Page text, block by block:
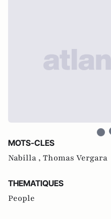
MOTS-CLES
Nabilla , Thomas Vergara
THEMATIQUES
People